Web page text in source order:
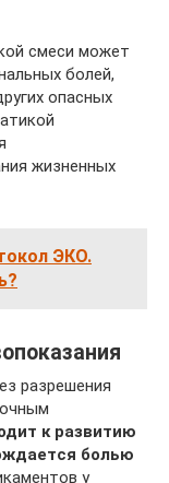
смеси может
болей,
опасных
жизненных
ЭКО.
разрешения
к развитию
болью
у